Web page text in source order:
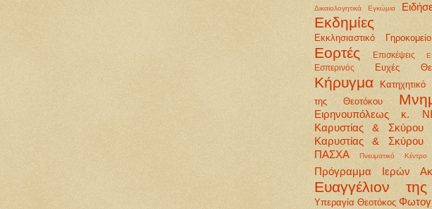
Δικαιολογητικά Εγκώμια
Εκδημίες
Εκκλησιαστικό Γηροκομείο
Εορτές Επισκέψεις
Εσπερινός
Ευχές
Κήρυγμα Κατηχητικό
της Θεοτόκου
Ειρηνουπόλεως κ.
Καρυστίας &
Καρυστίας &
ΠΑΣΧΑ
Πνευματικό Κέντρο
Πρόγραμμα Ιερών
Ευαγγέλιον
Υπεραγία Θεοτόκος